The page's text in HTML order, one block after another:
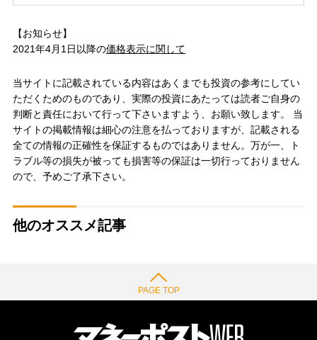
【お知らせ】
2021年4月1日以降の価格表示に関して
当サイトに記載されている内容はあくまでも投資の参考にしてい
ただくためのものであり、実際の投資にあたっては読者ご自身の
判断と責任において行って下さいますよう、お願い致します。 当
サイトの掲載情報は細心の注意を払っておりますが、記載される
全ての情報の正確性を保証するものではありません。万が一、ト
ラブル等の損失が被っても損害等の保証は一切行っておりません
ので、予めご了承下さい。
他のオススメ記事
PAGE TOP